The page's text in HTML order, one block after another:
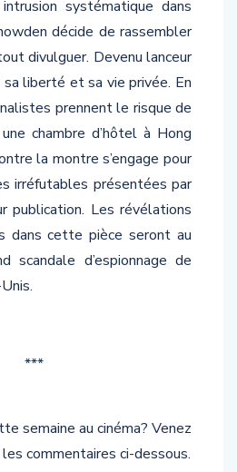
décide de rassembler
divulguer. Devenu lanceur
sa liberté et sa vie privée. En
prennent le risque de
chambre d’hôtel à Hong
la montre s’engage pour
irréfutables présentées par
publication. Les révélations
dans cette pièce seront au
scandale d’espionnage de
semaine au cinéma? Venez
commentaires ci-dessous.
dont nous avons fait la